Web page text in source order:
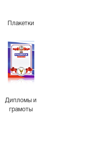
Плакетки
Дипломы и
грамоты